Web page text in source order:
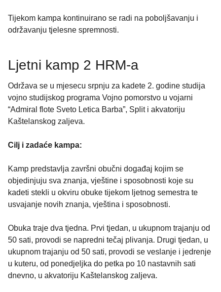
Tijekom kampa kontinuirano se radi na poboljšavanju i
održavanju tjelesne spremnosti.
Ljetni kamp 2 HRM-a
Održava se u mjesecu srpnju za kadete 2. godine studija
vojno studijskog programa Vojno pomorstvo u vojarni
“Admiral flote Sveto Letica Barba”, Split i akvatoriju
Kaštelanskog zaljeva.
Cilj i zadaće kampa:
Kamp predstavlja završni obučni događaj kojim se
objedinjuju sva znanja, vještine i sposobnosti koje su
kadeti stekli u okviru obuke tijekom ljetnog semestra te
usvajanje novih znanja, vještina i sposobnosti.
Obuka traje dva tjedna. Prvi tjedan, u ukupnom trajanju od
50 sati, provodi se napredni tečaj plivanja. Drugi tjedan, u
ukupnom trajanju od 50 sati, provodi se veslanje i jedrenje
u kuteru, od ponedjeljka do petka po 10 nastavnih sati
dnevno, u akvatoriju Kaštelanskog zaljeva.